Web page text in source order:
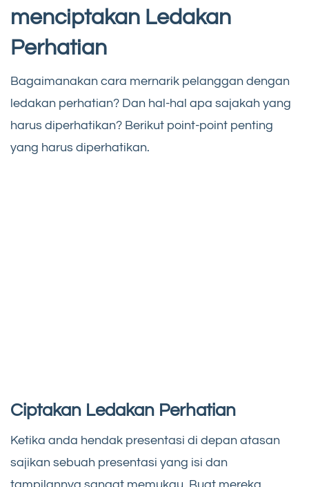
menciptakan Ledakan
Perhatian
Bagaimanakan cara mernarik pelanggan dengan
ledakan perhatian? Dan hal-hal apa sajakah yang
harus diperhatikan? Berikut point-point penting
yang harus diperhatikan.
Ciptakan Ledakan Perhatian
Ketika anda hendak presentasi di depan atasan
sajikan sebuah presentasi yang isi dan